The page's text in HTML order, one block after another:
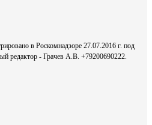
в Роскомнадзоре 27.07.2016 г. под
редактор - Грачев А.В. +79200690222.